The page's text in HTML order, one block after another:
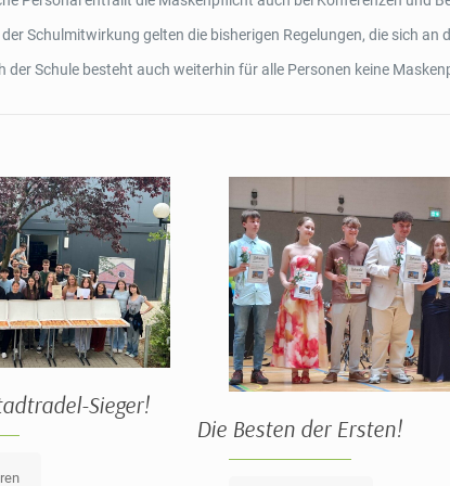
der Schulmitwirkung gelten die bisherigen Regelungen, die sich
der Schule besteht auch weiterhin für alle Personen keine
Sieger!
Die Besten der Ersten!